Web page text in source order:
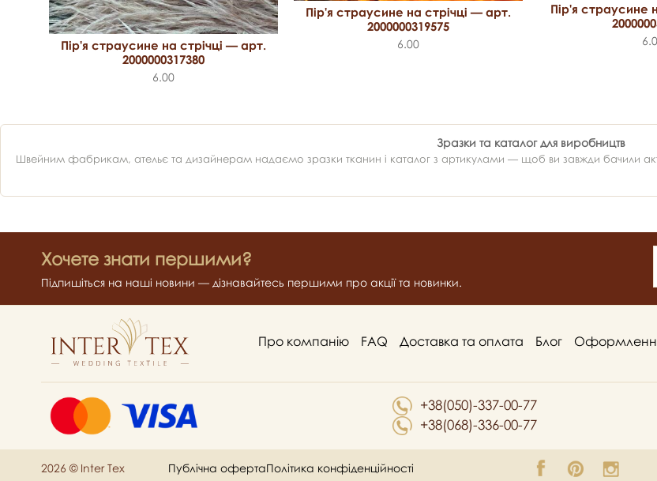
Пір'я страусине на стрічці — арт.
2000000317380
6.00
Пір'я страусине на стрічці — арт.
2000000319575
6.00
Пір'я страусине
Зразки та каталог для виробництв
Швейним фабрикам, ательє та дизайнерам надаємо зразки тканин і каталог з артикулами — щоб ви завжди бачили
Хочете знати першими?
Підпишіться на наші новини — дізнавайтесь першими про акції та новинки.
Про компанію FAQ Доставка та оплата Блог
+38(050)-337-00-77
+38(068)-336-00-77
2026 © Inter Tex Публічна офертаПолітика конфіденційності